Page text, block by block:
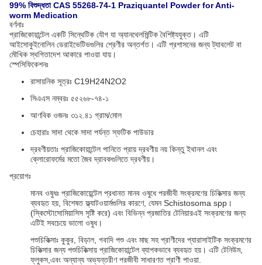
99% বিশুদ্ধতা CAS 55268-74-1 Praziquantel Powder for Anti-
worm Medication
বর্ণনাঃ
প্রাজিকোয়ান্টেল একটি সিন্থেটিক যৌগ যা অ্যানথেলমিন্টিক বৈশিষ্ট্যযুক্ত। এটি
আইসোকুইনোলিন ডেরাইভেটিভগুলির শ্রেণীর অন্তর্গত। এটি প্রশাসনের জন্য ট্যাবলেট বা
মৌখিক স্থগিতাদেশ আকারে পাওয়া যায়।
স্পেসিফিকেশনঃ
রাসায়নিক সূত্রঃ C19H24N2O2
সিএএস নম্বরঃ ৫৫২৬৮-৭৪-১
আণবিক ওজনঃ ৩১২.৪১ গ্রাম/মোল
চেহারাঃ সাদা থেকে সাদা পর্যন্ত স্ফটিক পাউডার
দ্রবণীয়তাঃ প্রাজিকোয়ান্টেল পানিতে প্রায় দ্রবণীয় নয় কিন্তু ইথানল এবং
ক্লোরোফর্মের মতো জৈব দ্রাবকগুলিতে দ্রবণীয়।
প্রয়োগঃ
মানব ওষুধঃ প্রাজিকোয়েন্টেল প্রধানত মানব ওষুধে পরজীবী সংক্রমণের চিকিত্সার জন্য
ব্যবহৃত হয়, বিশেষত ফ্ল্যাটওয়ার্মগুলির কারণে, যেমন Schistosoma spp।
(স্কিস্টোসোমিয়াসিস সৃষ্টি করে) এবং বিভিন্ন প্রজাতির টেনিয়ারএই সংক্রমণের জন্য
এটিই সবচেয়ে ভালো ওষুধ।
পশুচিকিত্সাঃ কুকুর, বিড়াল, গবাদি পশু এবং মাছ সহ প্রাণীদের প্যারাসাইটিক সংক্রমণের
চিকিত্সার জন্য পশুচিকিত্সায় প্রাজিকোয়ান্টেল ব্যাপকভাবে ব্যবহৃত হয়। এটি টেনিউম,
ফ্লুকস,এবং অন্যান্য অভ্যন্তরীণ পরজীবী সাধারণত প্রাণী পাওয়া.